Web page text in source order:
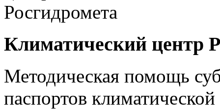
Климатический центр
Методическая помощь
паспортов